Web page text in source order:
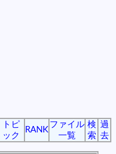
トピ
ック
RANK
ファイル
一覧
検
索
過
去